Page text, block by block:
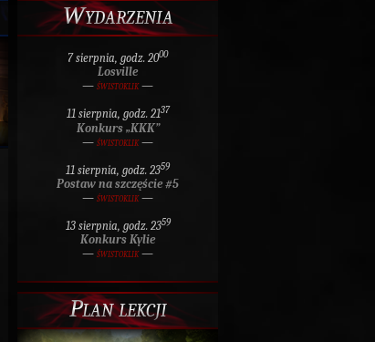
Wydarzenia
7 sierpnia, godz. 2000
Losville
— świstoklik—
11 sierpnia, godz. 2137
Konkurs „KKK”
— świstoklik—
11 sierpnia, godz. 2359
Postaw na szczęście #5
— świstoklik—
13 sierpnia, godz. 2359
Konkurs Kylie
— świstoklik—
Plan lekcji